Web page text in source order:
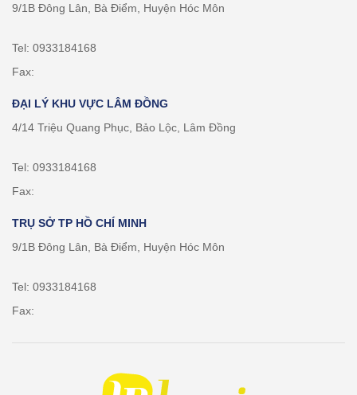
9/1B Đông Lân, Bà Điểm, Huyện Hóc Môn
Tel: 0933184168
Fax:
ĐẠI LÝ KHU VỰC LÂM ĐỒNG
4/14 Triệu Quang Phục, Bảo Lộc, Lâm Đồng
Tel: 0933184168
Fax:
TRỤ SỞ TP HỒ CHÍ MINH
9/1B Đông Lân, Bà Điểm, Huyện Hóc Môn
Tel: 0933184168
Fax: